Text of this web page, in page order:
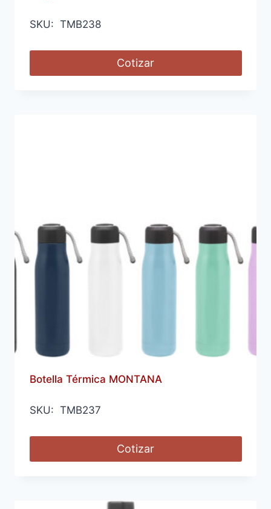
SKU: TMB238
Cotizar
Botella Térmica MONTANA
SKU: TMB237
Cotizar